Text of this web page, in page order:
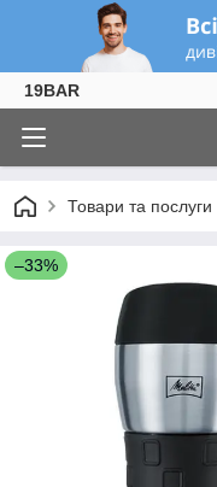
19BAR
Товари та послуги
–33%